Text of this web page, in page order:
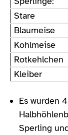
Stare
Blaumeise
Kohlmeise
Rotkehlchen
Kleiber
Es wurden
Sperling